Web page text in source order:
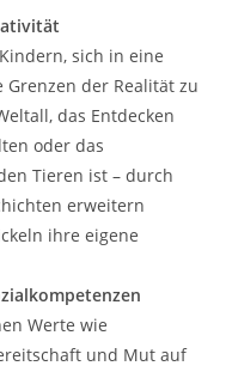
sich in eine
der Realität zu
das Entdecken
oder das
Tieren ist – durch
erweitern
ihre eigene
Werte wie
und Mut auf